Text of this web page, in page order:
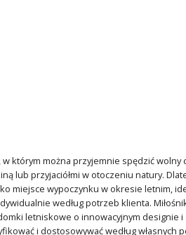
którym można przyjemnie spędzić
lub przyjaciółmi w otoczeniu natury.
miejsce wypoczynku w okresie letnim,
według potrzeb klienta.
letniskowe o innowacyjnym
i dostosowywać według